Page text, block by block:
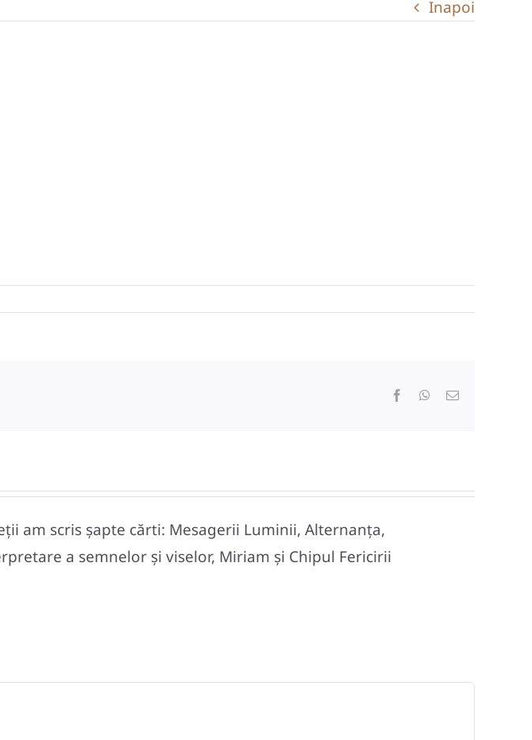
Inapoi
FacebookWhatsApp
E-
am scris șapte cărti: Mesagerii Luminii, Alternanța,
a semnelor și viselor, Miriam și Chipul Fericirii